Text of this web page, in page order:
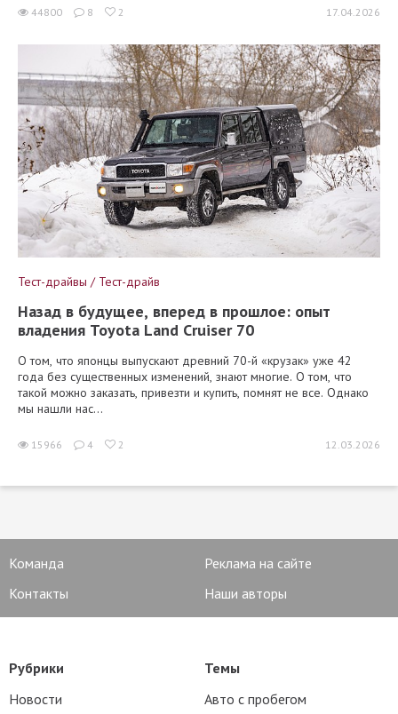
44800 8 2 17.04.2026
Тест-драйвы / Тест-драйв
Назад в будущее, вперед в прошлое: опыт
владения Toyota Land Cruiser 70
О том, что японцы выпускают древний 70-й «крузак» уже 42
года без существенных изменений, знают многие. О том, что
такой можно заказать, привезти и купить, помнят не все. Однако
мы нашли нас...
15966 4 2 12.03.2026
Команда
Реклама на сайте
Контакты
Наши авторы
Рубрики
Новости
Темы
Авто с пробегом